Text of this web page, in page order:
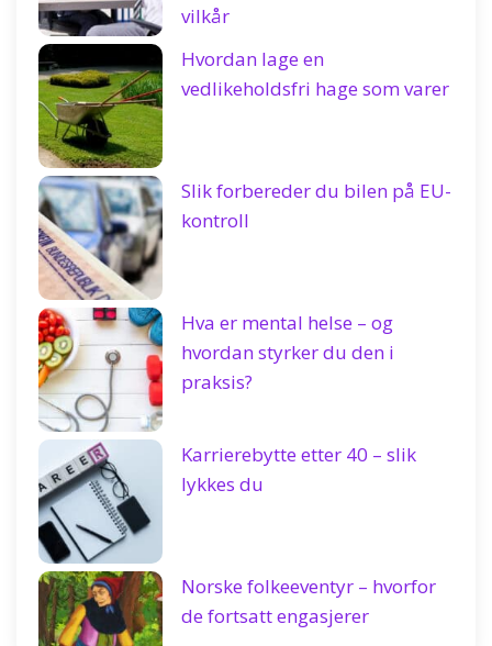
vilkår
Hvordan lage en
vedlikeholdsfri hage som varer
Slik forbereder du bilen på EU-
kontroll
Hva er mental helse – og
hvordan styrker du den i
praksis?
Karrierebytte etter 40 – slik
lykkes du
Norske folkeeventyr – hvorfor
de fortsatt engasjerer